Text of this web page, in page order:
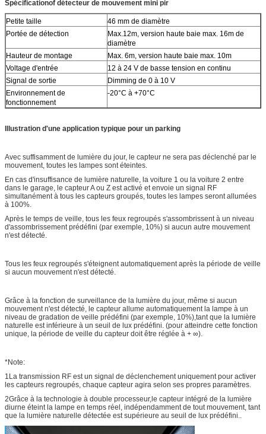
Spécificationof détecteur de mouvement mini pir
Petite taille
46 mm de diamètre
Portée de détection
Max.12m, version haute baie max. 16m de
diamètre
Hauteur de montage
Max. 6m, version haute baie max. 10m
Voltage d'entrée
12 à 24 V de basse tension en continu
Signal de sortie
Dimming de 0 à 10 V
Environnement de
fonctionnement
-20°C à +70°C
Illustration d'une application typique pour un parking
Avec suffisamment de lumière du jour, le capteur ne sera pas déclenché par le
mouvement, toutes les lampes sont éteintes.
En cas d'insuffisance de lumière naturelle, la voiture 1 ou la voiture 2 entre
dans le garage, le capteur A ou Z est activé et envoie un signal RF
simultanément à tous les capteurs groupés, toutes les lampes seront allumées
à 100%.
Après le temps de veille, tous les feux regroupés s'assombrissent à un niveau
d'assombrissement prédéfini (par exemple, 10%) si aucun autre mouvement
n'est détecté.
Tous les feux regroupés s'éteignent automatiquement après la période de veille
si aucun mouvement n'est détecté.
Grâce à la fonction de surveillance de la lumière du jour, même si aucun
mouvement n'est détecté, le capteur allume automatiquement la lampe à un
niveau de gradation de veille prédéfini (par exemple, 10%),tant que la lumière
naturelle est inférieure à un seuil de lux prédéfini. (pour atteindre cette fonction
unique, la période de veille du capteur doit être réglée à + ∞).
*Note:
1La transmission RF est un signal de déclenchement uniquement pour activer
les capteurs regroupés, chaque capteur agira selon ses propres paramètres.
2Grâce à la technologie à double processeur,le capteur intégré de la lumière
diurne éteint la lampe en temps réel, indépendamment de tout mouvement, tant
que la lumière naturelle détectée est supérieure au seuil de lux prédéfini..